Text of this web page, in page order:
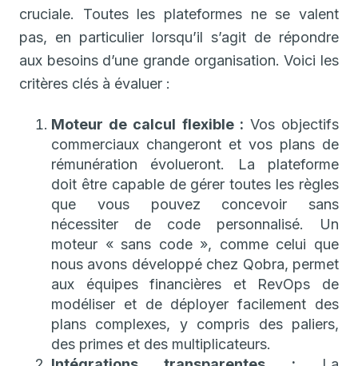
cruciale. Toutes les plateformes ne se valent
pas, en particulier lorsqu’il s’agit de répondre
aux besoins d’une grande organisation. Voici les
critères clés à évaluer :
Moteur de calcul flexible : Vos objectifs
commerciaux changeront et vos plans de
rémunération évolueront. La plateforme
doit être capable de gérer toutes les règles
que vous pouvez concevoir sans
nécessiter de code personnalisé. Un
moteur « sans code », comme celui que
nous avons développé chez Qobra, permet
aux équipes financières et RevOps de
modéliser et de déployer facilement des
plans complexes, y compris des paliers,
des primes et des multiplicateurs.